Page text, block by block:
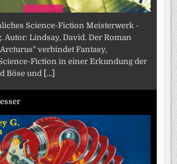
Science-Fiction Meisterwerk -
Autor: Lindsay, David. Der Roman
verbindet Fantasy,
Fiction in einer Erkundung der
Böse und [...]